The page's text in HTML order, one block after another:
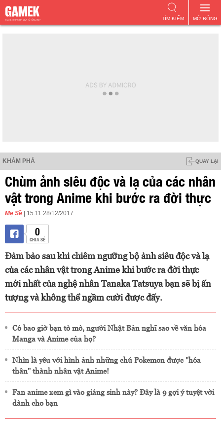
MỞ RỘNG
TÌM KIẾM
KHÁM PHÁ QUAY LẠI
Chùm ảnh siêu độc và lạ của các nhân
vật trong Anime khi bước ra đời thực
Mẹ Sề | 15:11 28/12/2017
0
CHIA SẺ
Đảm bảo sau khi chiêm ngưỡng bộ ảnh siêu độc và lạ
của các nhân vật trong Anime khi bước ra đời thực
mới nhất của nghệ nhân Tanaka Tatsuya bạn sẽ bị ấn
tượng và không thể ngầm cười được đấy.
Có bao giờ bạn tò mò, người Nhật Bản nghĩ sao về văn hóa
Manga và Anime của họ?
Nhìn là yêu với hình ảnh những chú Pokemon được "hóa
thân" thành nhân vật Anime!
Fan anime xem gì vào giáng sinh này? Đây là 9 gợi ý tuyệt vời
dành cho bạn